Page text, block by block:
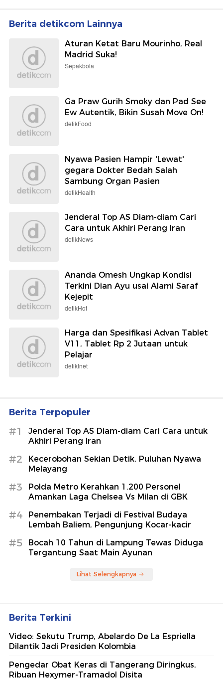
Berita detikcom Lainnya
Aturan Ketat Baru Mourinho, Real
Madrid Suka!
Sepakbola
Ga Praw Gurih Smoky dan Pad See
Ew Autentik, Bikin Susah Move On!
detikFood
Nyawa Pasien Hampir 'Lewat'
gegara Dokter Bedah Salah
Sambung Organ Pasien
detikHealth
Jenderal Top AS Diam-diam Cari
Cara untuk Akhiri Perang Iran
detikNews
Ananda Omesh Ungkap Kondisi
Terkini Dian Ayu usai Alami Saraf
Kejepit
detikHot
Harga dan Spesifikasi Advan Tablet
V11, Tablet Rp 2 Jutaan untuk
Pelajar
detikInet
Berita Terpopuler
#1
Jenderal Top AS Diam-diam Cari Cara untuk
Akhiri Perang Iran
#2
Kecerobohan Sekian Detik, Puluhan Nyawa
Melayang
#3
Polda Metro Kerahkan 1.200 Personel
Amankan Laga Chelsea Vs Milan di GBK
#4
Penembakan Terjadi di Festival Budaya
Lembah Baliem, Pengunjung Kocar-kacir
#5
Bocah 10 Tahun di Lampung Tewas Diduga
Tergantung Saat Main Ayunan
Lihat Selengkapnya
Berita Terkini
Video: Sekutu Trump, Abelardo De La Espriella
Dilantik Jadi Presiden Kolombia
Pengedar Obat Keras di Tangerang Diringkus,
Ribuan Hexymer-Tramadol Disita